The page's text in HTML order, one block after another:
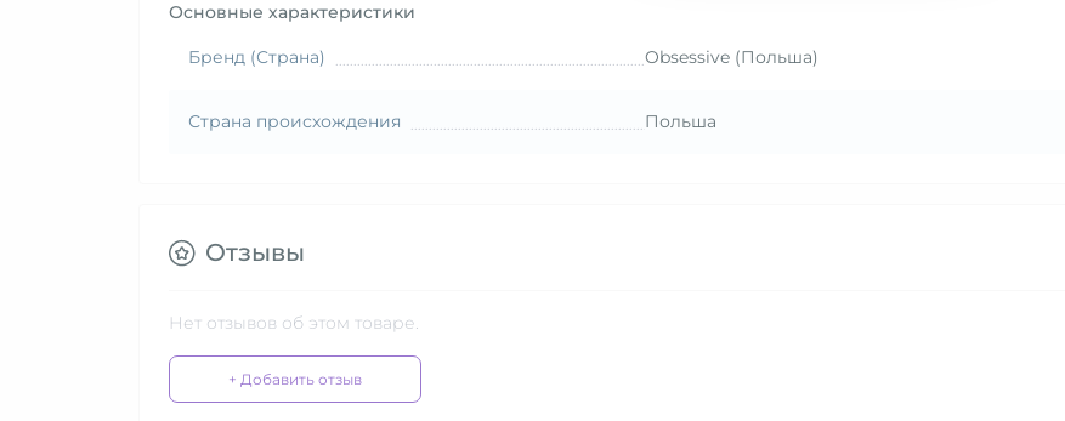
Основные характеристики
Бренд (Страна) Obsessive (Польша)
Страна происхождения Польша
Отзывы
Нет отзывов об этом товаре.
+ Добавить отзыв